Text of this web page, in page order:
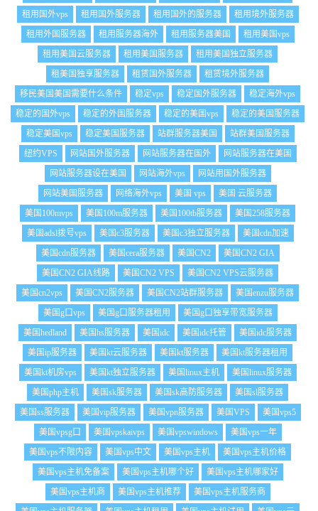
租用国外vps
租用国外服务器 租用国外的服务器
租用境外服务器
租用外国服务器
租用服务器海外 租用服务器美国
租用美国vps
租用美国云服务器
租用美国服务器
租用美国独立服务器
租美国独享服务器
租赁国外服务器
租赁境外服务器
移民美国美国需要什么条件
稳定vps 稳定国外服务器
稳定海外vps
稳定的国外vps
稳定的外国服务器 稳定的美国vps
稳定的美国服务器
稳定美国vps
稳定美国服务器 站群服务器美国
站群美国服务器
纽约VPS
网站国外服务器 网站服务器在国外
网站服务器在美国
网站服务器设在美国
网站海外vps
网站用国外服务器
网站美国服务器
网络海外vps 美国 vps
美国 云服务器
美国100mvps
美国100m服务器 美国100tb服务器
美国258服务器
美国adsl拨号vps
美国c3服务器 美国c3独立服务器
美国cdn加速
美国cdn服务器
美国cera服务器 美国CN2
美国CN2 GIA
美国CN2 GIA线路
美国CN2 VPS
美国CN2 VPS云服务器
美国cn2vps
美国CN2服务器 美国CN2站群服务器
美国enzu服务器
美国g口vps
美国g口服务器租用
美国g口独享带宽服务器
美国hedland
美国hs服务器 美国idc 美国idc托管
美国idc服务器
美国ip服务器
美国kt云服务器 美国kt服务器
美国kt服务器租用
美国kt机房vps
美国kt独立服务器 美国linux主机
美国linux服务器
美国php主机
美国sk服务器 美国sk高防服务器
美国sl服务器
美国ss服务器
美国vip服务器 美国vpn服务器 美国VPS
美国vps5
美国vpsg口
美国vpskaivps 美国vpswindows
美国vps一年
美国vps不限内容
美国vps中文 美国vps主机
美国vps主机价格
美国vps主机免备案
美国vps主机哪个好
美国vps主机哪家好
美国vps主机商
美国vps主机推荐
美国vps主机服务商